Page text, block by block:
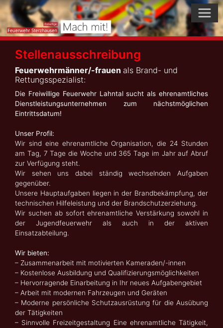
Skip
content
Stellenausschreibung
Feuerwehrmänner/-frauen als Brand- und
Rettungsspezialist:
Die Freiwillige Feuerwehr Lahntal sucht als ehrenamtliches
Dienstleistungsunternehmen zum nächstmöglichen
Eintrittsdatum!
Unser Profil:
Wir sind eine ehrenamtliche Organisation, die 24 Stunden
am Tag, 7 Tage die Woche und 365 Tage im Jahr auf Abruf
zur Verfügung steht.
Wir sehen uns dabei ständig wechselnden Aufgaben
gegenüber.
Unsere Hauptaufgaben liegen in der Brandbekämpfung, der
technischen Hilfeleistung und der Brandschutzerziehung.
Wir suchen ab sofort ehrenamtliche Verstärkung sowohl in
der Jugendfeuerwehr als auch in der aktiven
Einsatzabteilung.
Wir bieten:
– Zusammenarbeit mit motivierten Kameraden/-innen
– Kostenlose Ausbildung und Qualifizierungsmöglichkeiten
– Hervorragende Einarbeitung in Ihr neues Aufgabengebiet
– Arbeit mit modernen Fahrzeugen und Geräten
– Moderne persönliche Schutzausrüstung für die Ausübung
der Tätigkeiten
– Sinnvolle Freizeitgestaltung Eine ehrenamtliche Tätigkeit,